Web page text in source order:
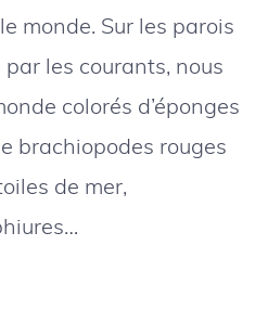
monde. Sur les parois
les courants, nous
colorés d’éponges
brachiopodes rouges
de mer,